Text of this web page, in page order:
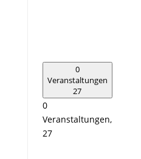
0
Veranstaltungen
27
0
Veranstaltungen,
27